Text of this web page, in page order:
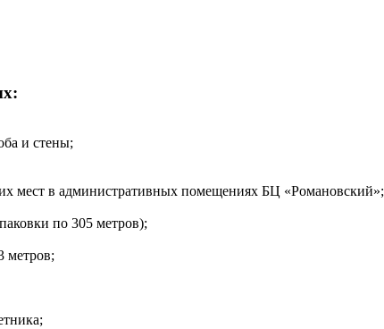
и стены;
мест в административных помещениях БЦ «Романовский»;
по 305 метров);
метров;